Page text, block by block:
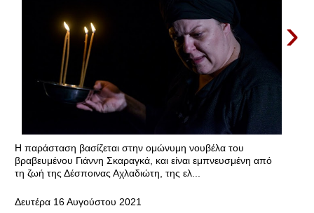
›
Η παράσταση βασίζεται στην ομώνυμη νουβέλα του
βραβευμένου Γιάννη Σκαραγκά, και είναι εμπνευσμένη από
τη ζωή της Δέσποινας Αχλαδιώτη, της ελ...
Δευτέρα 16 Αυγούστου 2021